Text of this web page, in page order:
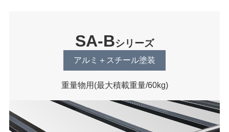
SA-Bシリーズ
アルミ＋スチール塗装
重量物用 (最大積載重量/60kg)